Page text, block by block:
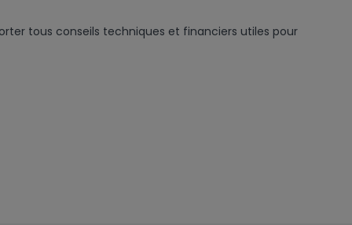
tous conseils techniques et financiers utiles pour